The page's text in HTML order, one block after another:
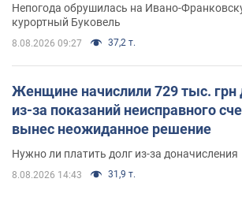
Непогода обрушилась на Ивано-
курортный Буковель
8.08.2026 09:27 37,2 т.
Женщине начислили 729 тыс. грн
из-за показаний неисправного
вынес неожиданное решение
Нужно ли платить долг из-за доначисления
8.08.2026 14:43 31,9 т.